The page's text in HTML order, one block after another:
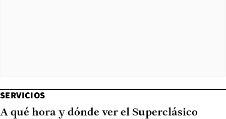
SERVICIOS
A qué hora y dónde ver el Superclásico